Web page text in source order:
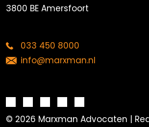
3800 BE Amersfoort
033 450 8000
info@marxman.nl
© 2026 Marxman Advocaten |